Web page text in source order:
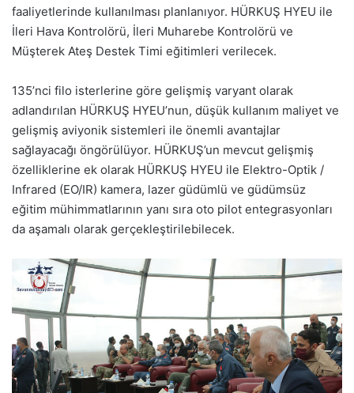
faaliyetlerinde kullanılması planlanıyor. HÜRKUŞ HYEU ile
İleri Hava Kontrolörü, İleri Muharebe Kontrolörü ve
Müşterek Ateş Destek Timi eğitimleri verilecek.
135’nci filo isterlerine göre gelişmiş varyant olarak
adlandırılan HÜRKUŞ HYEU’nun, düşük kullanım maliyet ve
gelişmiş aviyonik sistemleri ile önemli avantajlar
sağlayacağı öngörülüyor. HÜRKUŞ’un mevcut gelişmiş
özelliklerine ek olarak HÜRKUŞ HYEU ile Elektro-Optik /
Infrared (EO/IR) kamera, lazer güdümlü ve güdümsüz
eğitim mühimmatlarının yanı sıra oto pilot entegrasyonları
da aşamalı olarak gerçekleştirilebilecek.